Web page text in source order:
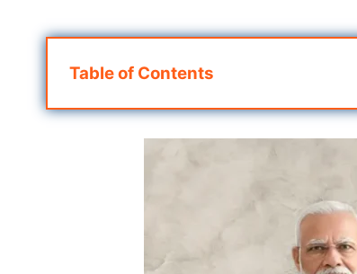
Table of Contents